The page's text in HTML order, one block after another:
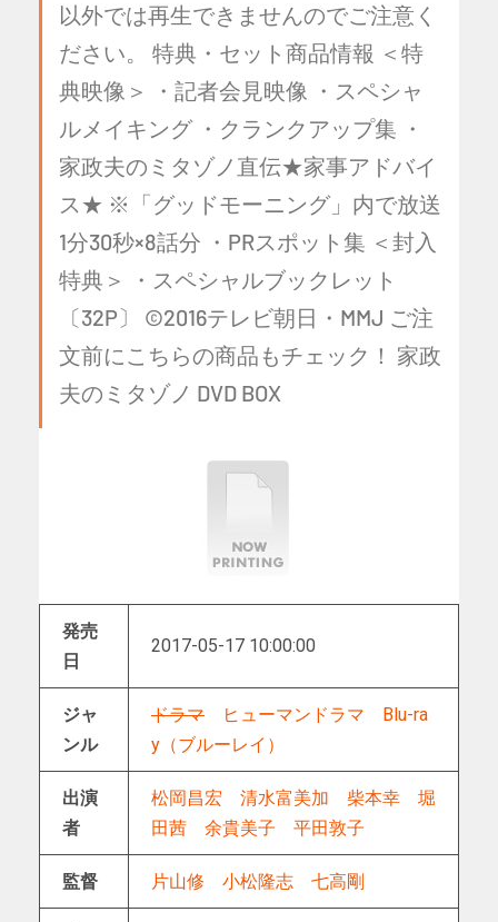
以外では再生できませんのでご注意く
ださい。 特典・セット商品情報 ＜特
典映像＞ ・記者会見映像 ・スペシャ
ルメイキング ・クランクアップ集 ・
家政夫のミタゾノ直伝★家事アドバイ
ス★ ※「グッドモーニング」内で放送
1分30秒×8話分 ・PRスポット集 ＜封入
特典＞ ・スペシャルブックレット
〔32P〕 ©2016テレビ朝日・MMJ ご注
文前にこちらの商品もチェック！ 家政
夫のミタゾノ DVD BOX
発売
日
2017-05-17 10:00:00
ジャ
ンル
ドラマ ヒューマンドラマ
Blu-ra
y（ブルーレイ）
出演
者
松岡昌宏 清水富美加 柴本幸
堀
田茜
余貴美子 平田敦子
監督 片山修 小松隆志 七高剛